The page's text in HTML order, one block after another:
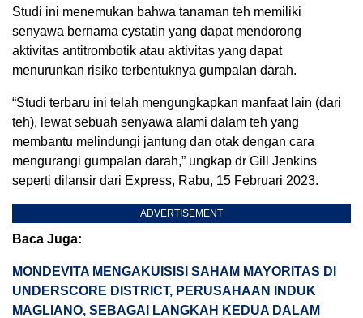
Studi ini menemukan bahwa tanaman teh memiliki
senyawa bernama cystatin yang dapat mendorong
aktivitas antitrombotik atau aktivitas yang dapat
menurunkan risiko terbentuknya gumpalan darah.
“Studi terbaru ini telah mengungkapkan manfaat lain (dari
teh), lewat sebuah senyawa alami dalam teh yang
membantu melindungi jantung dan otak dengan cara
mengurangi gumpalan darah,” ungkap dr Gill Jenkins
seperti dilansir dari Express, Rabu, 15 Februari 2023.
ADVERTISEMENT
Baca Juga:
MONDEVITA MENGAKUISISI SAHAM MAYORITAS DI
UNDERSCORE DISTRICT, PERUSAHAAN INDUK
MAGLIANO, SEBAGAI LANGKAH KEDUA DALAM